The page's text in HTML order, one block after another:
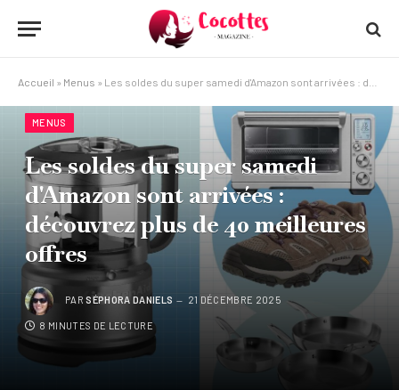
Accueil » Menus » Les soldes du super samedi d'Amazon sont arrivées : découvrez plus de 40 meilleures offres
MENUS
Les soldes du super samedi
d'Amazon sont arrivées :
découvrez plus de 40 meilleures
offres
PAR SÉPHORA DANIELS 21 DÉCEMBRE 2025
8 MINUTES DE LECTURE